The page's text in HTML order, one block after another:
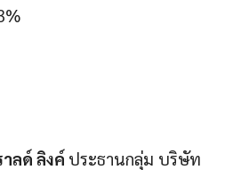
าลด์ ลิงค์ ประธานกลุ่ม บริษัท